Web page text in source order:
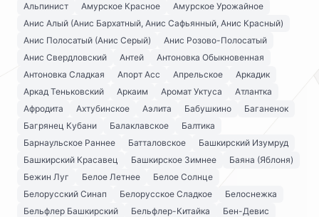
Альпинист
Амурское Красное
Амурское Урожайное
Анис Алый (Анис Бархатный, Анис Сафьянный, Анис Красный)
Анис Полосатый (Анис Серый)
Анис Розово-Полосатый
Анис Свердловский
Антей
Антоновка Обыкновенная
Антоновка Сладкая
Апорт Асс Апрельское
Аркадик
Аркад Теньковский
Аркаим Аромат Уктуса
Атлантка
Афродита
Ахтубинское Аэлита Бабушкино
Баганенок
Багрянец Кубани
Балаклавское
Балтика
Барнаульское Раннее
Батталовское
Башкирский Изумруд
Башкирский Красавец
Башкирское Зимнее
Баяна (Яблоня)
Бежин Луг
Белое Летнее
Белое Солнце
Белорусский Синап
Белорусское Сладкое
Белоснежка
Бельфлер Башкирский
Бельфлер-Китайка
Бен-Девис